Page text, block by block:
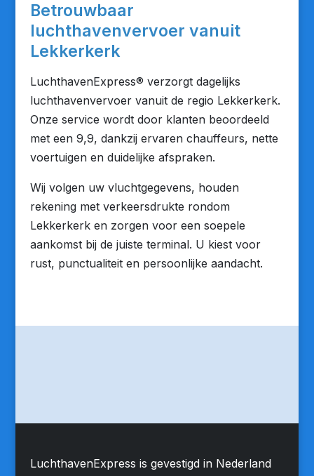
Betrouwbaar
luchthavenvervoer vanuit
Lekkerkerk
LuchthavenExpress® verzorgt dagelijks
luchthavenvervoer vanuit de regio Lekkerkerk.
Onze service wordt door klanten beoordeeld
met een 9,9, dankzij ervaren chauffeurs, nette
voertuigen en duidelijke afspraken.
Wij volgen uw vluchtgegevens, houden
rekening met verkeersdrukte rondom
Lekkerkerk en zorgen voor een soepele
aankomst bij de juiste terminal. U kiest voor
rust, punctualiteit en persoonlijke aandacht.
LuchthavenExpress is gevestigd in Nederland